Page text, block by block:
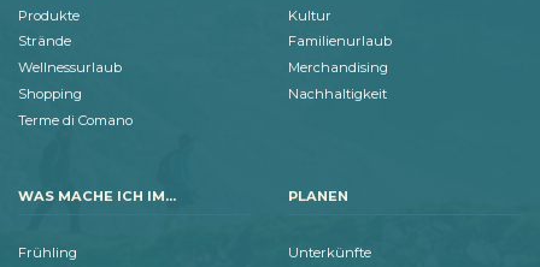
Produkte
Strände
Wellnessurlaub
Shopping
Terme di Comano
Kultur
Familienurlaub
Merchandising
Nachhaltigkeit
WAS MACHE ICH IM...
Frühling
PLANEN
Unterkünfte